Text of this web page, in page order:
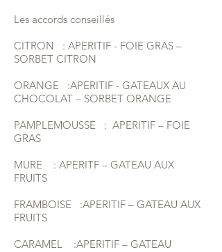
Les accords conseillés
CITRON : APERITIF - FOIE GRAS –
SORBET CITRON
ORANGE :APERITIF - GATEAUX AU
CHOCOLAT – SORBET ORANGE
PAMPLEMOUSSE : APERITIF – FOIE
GRAS
MURE : APERITF – GATEAU AUX
FRUITS
FRAMBOISE :APERITIF – GATEAU AUX
FRUITS
CARAMEL :APERITIF – GATEAU